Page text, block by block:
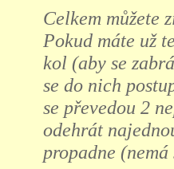
Celkem můžete
Pokud máte už
kol (aby se
se do nich
se převedou 2
odehrát
propadne